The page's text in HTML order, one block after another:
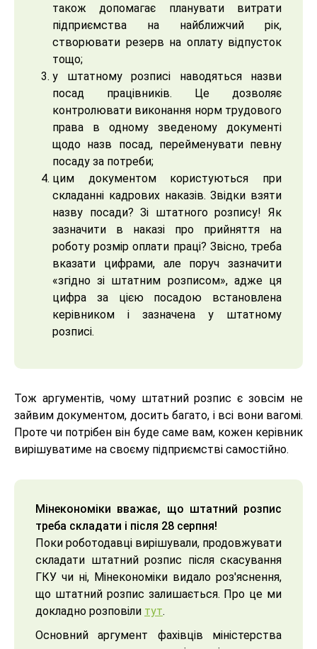
також допомагає планувати витрати
підприємства на найближчий рік,
створювати резерв на оплату відпусток
тощо;
у штатному розписі наводяться назви
посад працівників. Це дозволяє
контролювати виконання норм трудового
права в одному зведеному документі
щодо назв посад, перейменувати певну
посаду за потреби;
цим документом користуються при
складанні кадрових наказів. Звідки взяти
назву посади? Зі штатного розпису! Як
зазначити в наказі про прийняття на
роботу розмір оплати праці? Звісно, треба
вказати цифрами, але поруч зазначити
«згідно зі штатним розписом», адже ця
цифра за цією посадою встановлена
керівником і зазначена у штатному
розписі.
Тож аргументів, чому штатний розпис є зовсім не
зайвим документом, досить багато, і всі вони вагомі.
Проте чи потрібен він буде саме вам, кожен керівник
вирішуватиме на своєму підприємстві самостійно.
Мінекономіки вважає, що штатний розпис
треба складати і після 28 серпня!
Поки роботодавці вирішували, продовжувати
складати штатний розпис після скасування
ГКУ чи ні, Мінекономіки видало роз'яснення,
що штатний розпис залишається. Про це ми
докладно розповіли тут.
Основний аргумент фахівців міністерства